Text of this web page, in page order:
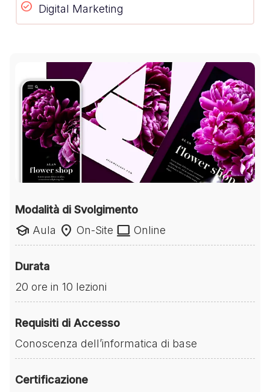
Digital Marketing
Modalità di Svolgimento
school Aula location_on On-Site laptop Online
Durata
20 ore in 10 lezioni
Requisiti di Accesso
Conoscenza dell’informatica di base
Certificazione